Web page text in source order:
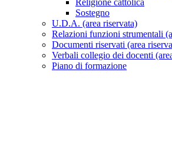
Religione cattolica
Sostegno
U.D.A. (area riservata)
Relazioni funzioni strumentali
Documenti riservati (area
Verbali collegio dei docenti
Piano di formazione